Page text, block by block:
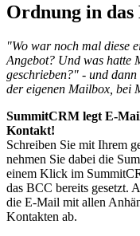
Ordnung in
"Wo war noch mal diese
Angebot? Und was hatte
geschrieben?" - und
der eigenen Mailbox, bei
SummitCRM legt E-
Kontakt!
Schreiben Sie mit Ihrem
nehmen Sie dabei die
einem Klick im
das BCC bereits gesetzt.
die E-Mail mit allen
Kontakten ab.